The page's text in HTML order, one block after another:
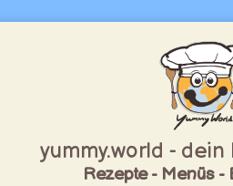
yummy.world -
Rezepte - Menüs -